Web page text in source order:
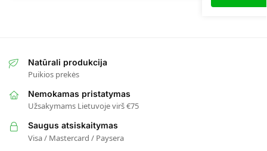
Natūrali produkcija
Puikios prekės
Nemokamas pristatymas
Užsakymams Lietuvoje virš €75
Saugus atsiskaitymas
Visa / Mastercard / Paysera